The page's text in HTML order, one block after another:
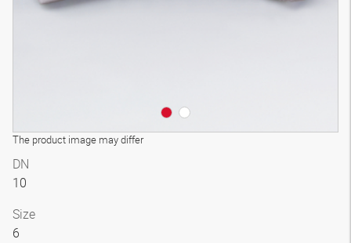
The product image may differ
DN
10
Size
6